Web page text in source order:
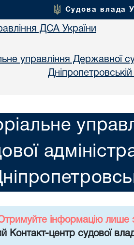
Судова влада
ДСА України
управління Державної
інформацію лише
Контакт-центр судової